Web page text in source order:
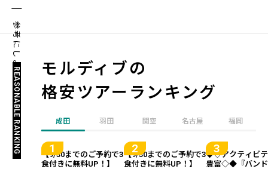
参考にしよう！
モルディブの
格安ツアーランキング
REASONABLE RANKING 成田 羽田 関空 名古屋 福岡
【9/30までのご予約で3
食付きに無料UP！】
【9/30までのご予約で3
食付きに無料UP！】
◆◇アクティビ
豊富◇◆『バンド